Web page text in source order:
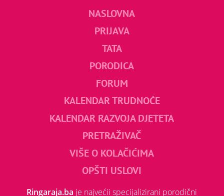
NASLOVNA
PRIJAVA
TATA
PORODICA
FORUM
KALENDAR TRUDNOĆE
KALENDAR RAZVOJA DJETETA
PRETRAŽIVAČ
VIŠE O KOLAČIĆIMA
OPŠTI USLOVI
Ringaraja.ba je najvećii specijalizirani porodični